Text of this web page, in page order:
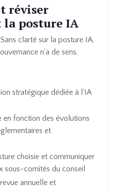
réviser
posture IA
Sans clarté sur la posture IA,
n'a de sens.
stratégique dédiée à l'IA
en fonction des évolutions
et
choisie et communiquer
sous-comités du conseil
annuelle et